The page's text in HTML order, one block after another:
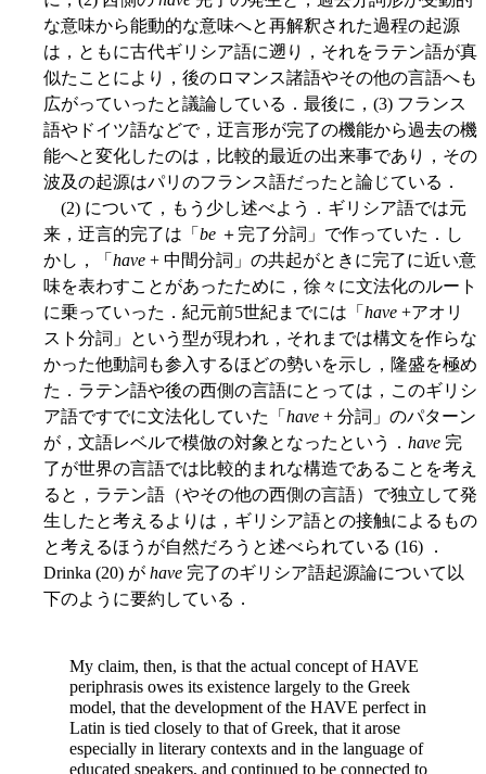
な意味から能動的な意味へと再解釈された過程の起源
は，ともに古代ギリシア語に遡り，それをラテン語が真
似たことにより，後のロマンス諸語やその他の言語へも
広がっていったと議論している．最後に，(3) フランス
語やドイツ語などで，迂言形が完了の機能から過去の機
能へと変化したのは，比較的最近の出来事であり，その
波及の起源はパリのフランス語だったと論じている．
(2) について，もう少し述べよう．ギリシア語では元
来，迂言的完了は「 be ＋完了分詞」で作っていた．し
かし，「 have + 中間分詞」の共起がときに完了に近い意
味を表わすことがあったために，徐々に文法化のルート
に乗っていった．紀元前5世紀までには「 have +アオリ
スト分詞」という型が現われ，それまでは構文を作らな
かった他動詞も参入するほどの勢いを示し，隆盛を極め
た．ラテン語や後の西側の言語にとっては，このギリシ
ア語ですでに文法化していた「 have + 分詞」のパターン
が，文語レベルで模倣の対象となったという． have 完
了が世界の言語では比較的まれな構造であることを考え
ると，ラテン語（やその他の西側の言語）で独立して発
生したと考えるよりは，ギリシア語との接触によるもの
と考えるほうが自然だろうと述べられている (16) ．
Drinka (20) が have 完了のギリシア語起源論について以
下のように要約している．
My claim, then, is that the actual concept of HAVE
periphrasis owes its existence largely to the Greek
model, that the development of the HAVE perfect in
Latin is tied closely to that of Greek, that it arose
especially in literary contexts and in the language of
educated speakers, and continued to be connected to